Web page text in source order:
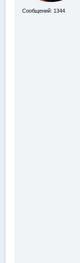
Сообщений: 1344